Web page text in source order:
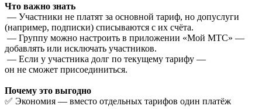
Что важно знать
— Участники не платят за основной тариф, но допуслуги
(например, подписки) списываются с их счёта.
— Группу можно настроить в приложении «Мой МТС» —
добавлять или исключать участников.
— Если у участника долг по текущему тарифу —
он не сможет присоединиться.
Почему это выгодно
✅ Экономия — вместо отдельных тарифов один платёж